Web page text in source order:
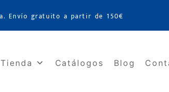
Envío gratuito a partir de 150€
Tienda Catálogos Blog